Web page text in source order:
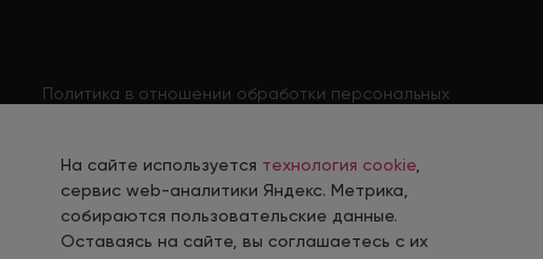
Политика в отношении обработки персональных
Согласие на обработку персональных данных
соискателя
Политика использования файлов cookie
На сайте используется технология cookie
сервис web-аналитики Яндекс. Метрика,
собираются пользовательские данные.
Оставаясь на сайте, вы соглашаетесь с их